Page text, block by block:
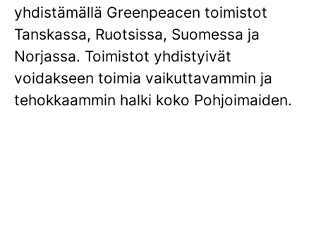
yhdistämällä Greenpeacen toimistot
Tanskassa, Ruotsissa, Suomessa ja
Norjassa. Toimistot yhdistyivät
voidakseen toimia vaikuttavammin ja
tehokkaammin halki koko Pohjoimaiden.